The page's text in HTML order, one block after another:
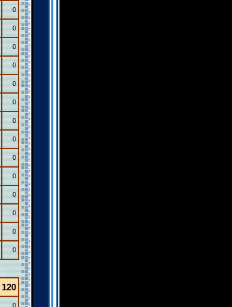
0
0
0
0
0
0
0
0
0
0
0
0
0
0
120
0